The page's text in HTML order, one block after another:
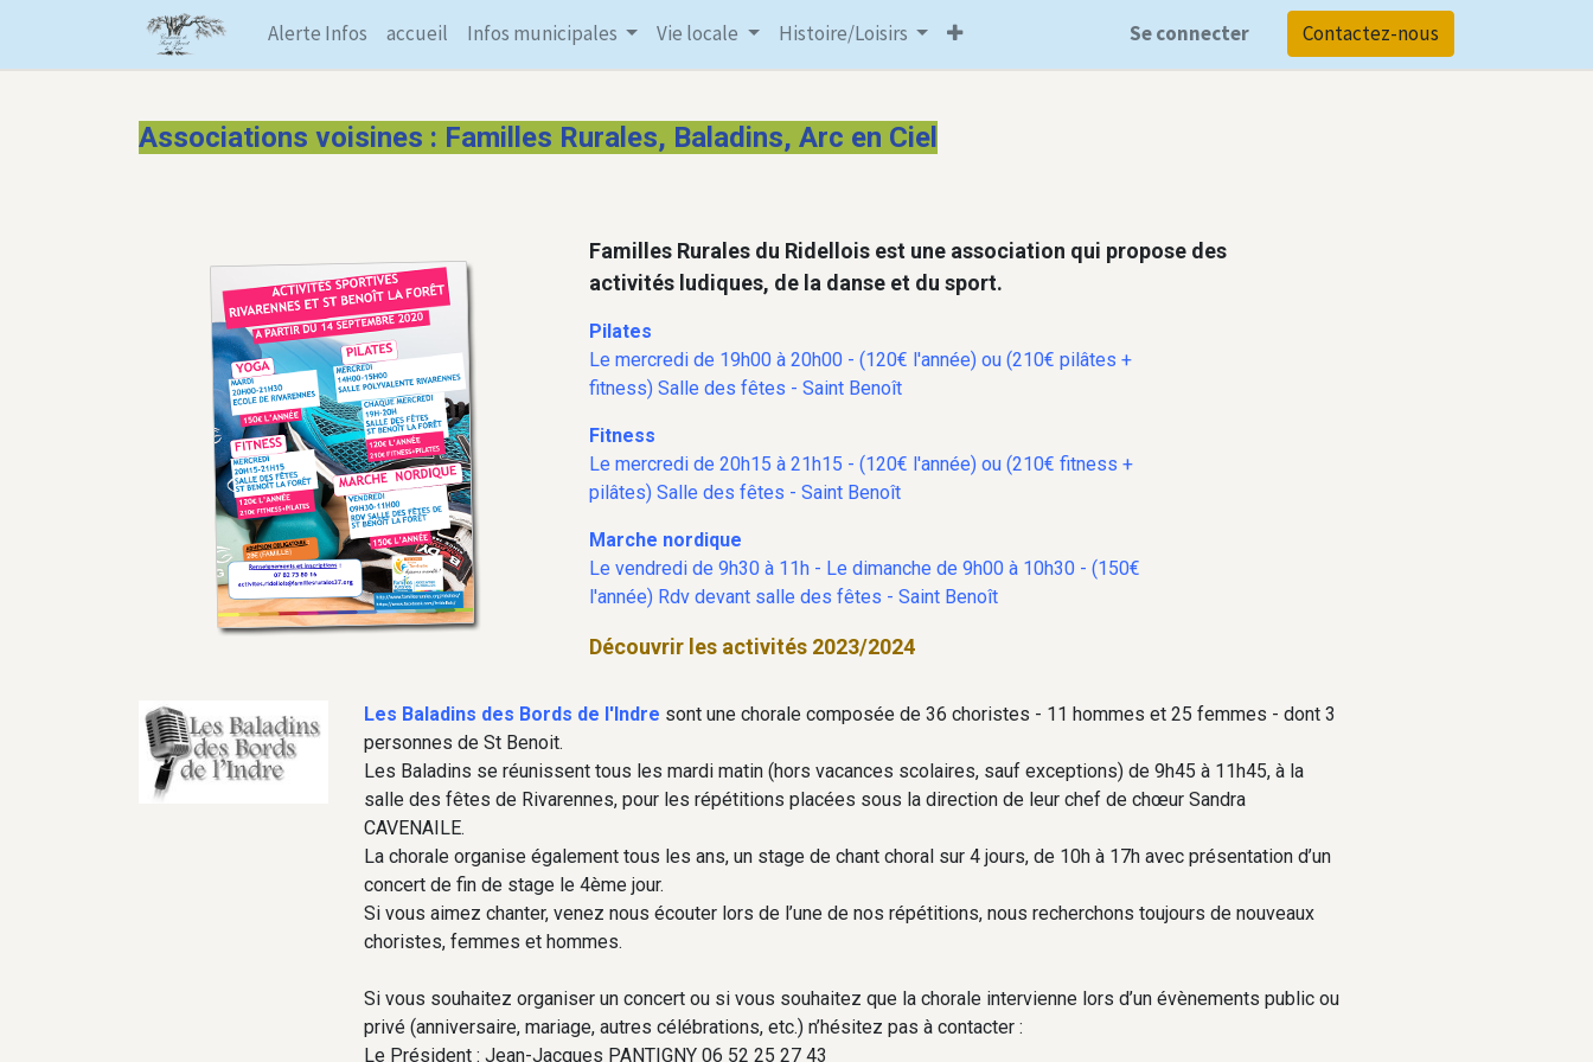
Alerte Infos accueil Infos municipales Vie locale Histoire/Loisirs Se connecter Contactez-nous
Associations voisines : Familles Rurales, Baladins, Arc en Ciel
Familles Rurales du Ridellois est une association qui propose des
activités ludiques, de la danse et du sport.
Pilates
Le mercredi de 19h00 à 20h00 - (120€ l'année) ou (210€ pilâtes +
fitness) Salle des fêtes - Saint Benoît
Fitness
Le mercredi de 20h15 à 21h15 - (120€ l'année) ou (210€ fitness +
pilâtes) Salle des fêtes - Saint Benoît
Marche nordique
Le vendredi de 9h30 à 11h - Le dimanche de 9h00 à 10h30 - (150€
l'année) Rdv devant salle des fêtes - Saint Benoît
Découvrir les activités 2023/2024
Les Baladins des Bords de l'Indre sont une chorale composée de 36 choristes - 11 hommes et 25 femmes - dont 3
personnes de St Benoit.
Les Baladins se réunissent tous les mardi matin (hors vacances scolaires, sauf exceptions) de 9h45 à 11h45, à la
salle des fêtes de Rivarennes, pour les répétitions placées sous la direction de leur chef de chœur Sandra
CAVENAILE.
La chorale organise également tous les ans, un stage de chant choral sur 4 jours, de 10h à 17h avec présentation d’un
concert de fin de stage le 4ème jour.
Si vous aimez chanter, venez nous écouter lors de l’une de nos répétitions, nous recherchons toujours de nouveaux
choristes, femmes et hommes.
Si vous souhaitez organiser un concert ou si vous souhaitez que la chorale intervienne lors d’un évènements public ou
privé (anniversaire, mariage, autres célébrations, etc.) n’hésitez pas à contacter :
Le Président : Jean-Jacques PANTIGNY 06 52 25 27 43